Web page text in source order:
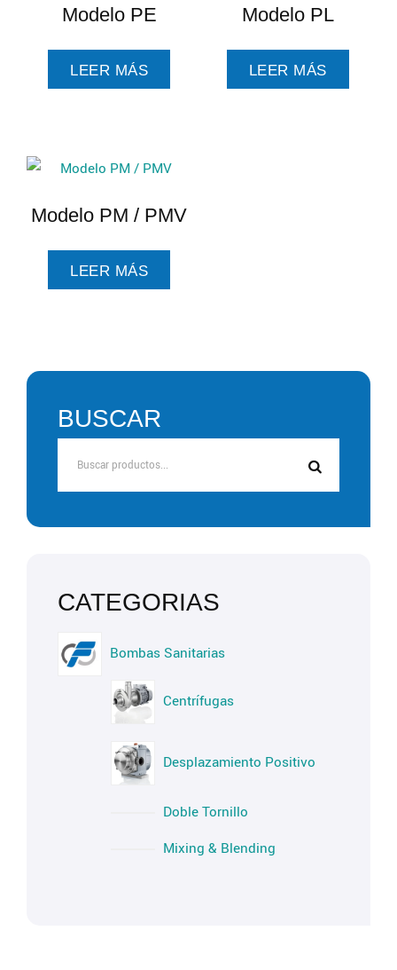
Modelo PE
LEER MÁS
Modelo PL
LEER MÁS
Modelo PM / PMV
LEER MÁS
BUSCAR
Bombas Sanitarias
Centrífugas
Desplazamiento Positivo
Doble Tornillo
Mixing & Blending